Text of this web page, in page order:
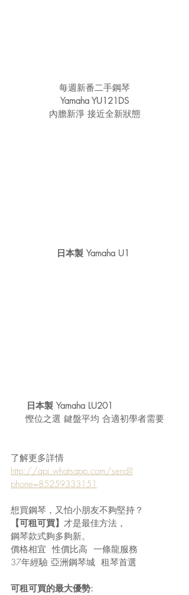
每週新番二手鋼琴
Yamaha YU121DS
內膽新淨 接近全新狀態
日本製 Yamaha U1
日本製 Yamaha LU201
慳位之選 鍵盤平均 合適初學者需要
了解更多詳情
http://api.whatsapp.com/send?
phone=85259333151
想買鋼琴，又怕小朋友不夠堅持？
【可租可買】 才是最佳方法，
鋼琴款式夠多夠新。
價格相宜  性價比高  一條龍服務
37年經驗 亞洲鋼琴城  租琴首選
可租可買的最大優勢: